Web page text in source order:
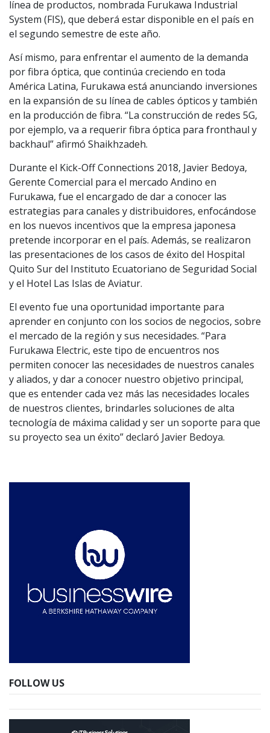
línea de productos, nombrada Furukawa Industrial
System (FIS), que deberá estar disponible en el país en
el segundo semestre de este año.
Así mismo, para enfrentar el aumento de la demanda
por fibra óptica, que continúa creciendo en toda
América Latina, Furukawa está anunciando inversiones
en la expansión de su línea de cables ópticos y también
en la producción de fibra. “La construcción de redes 5G,
por ejemplo, va a requerir fibra óptica para fronthaul y
backhaul” afirmó Shaikhzadeh.
Durante el Kick-Off Connections 2018, Javier Bedoya,
Gerente Comercial para el mercado Andino en
Furukawa, fue el encargado de dar a conocer las
estrategias para canales y distribuidores, enfocándose
en los nuevos incentivos que la empresa japonesa
pretende incorporar en el país. Además, se realizaron
las presentaciones de los casos de éxito del Hospital
Quito Sur del Instituto Ecuatoriano de Seguridad Social
y el Hotel Las Islas de Aviatur.
El evento fue una oportunidad importante para
aprender en conjunto con los socios de negocios, sobre
el mercado de la región y sus necesidades. “Para
Furukawa Electric, este tipo de encuentros nos
permiten conocer las necesidades de nuestros canales
y aliados, y dar a conocer nuestro objetivo principal,
que es entender cada vez más las necesidades locales
de nuestros clientes, brindarles soluciones de alta
tecnología de máxima calidad y ser un soporte para que
su proyecto sea un éxito” declaró Javier Bedoya.
FOLLOW US